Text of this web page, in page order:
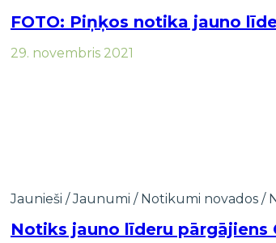
FOTO: Piņķos notika jauno
29. novembris 2021
Jaunieši /Jaunumi / Notikumi novados /
Notiks jauno līderu pārgājiens